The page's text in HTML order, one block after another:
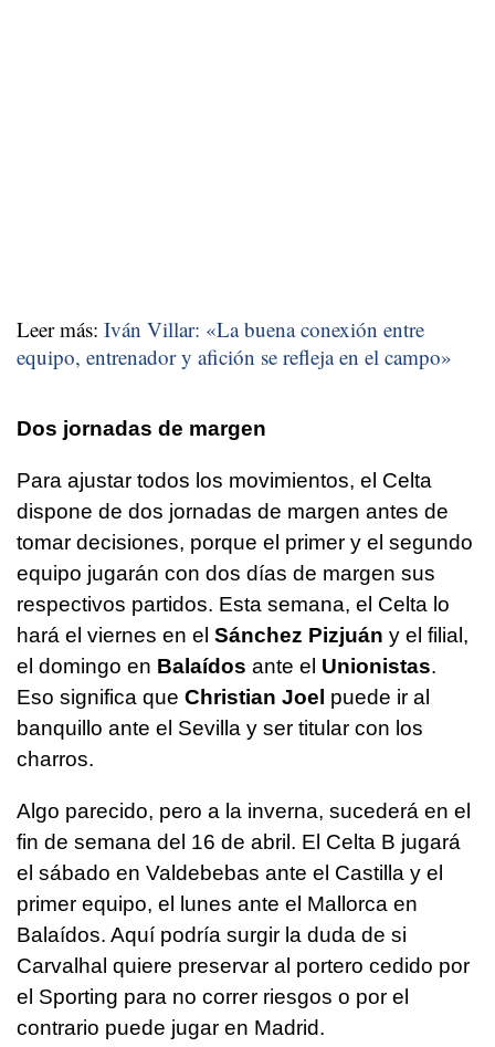
Leer más: Iván Villar: «La buena conexión entre
equipo, entrenador y afición se refleja en el campo»
Dos jornadas de margen
Para ajustar todos los movimientos, el Celta
dispone de dos jornadas de margen antes de
tomar decisiones, porque el primer y el segundo
equipo jugarán con dos días de margen sus
respectivos partidos. Esta semana, el Celta lo
hará el viernes en el Sánchez Pizjuán y el filial,
el domingo en Balaídos ante el Unionistas.
Eso significa que Christian Joel puede ir al
banquillo ante el Sevilla y ser titular con los
charros.
Algo parecido, pero a la inverna, sucederá en el
fin de semana del 16 de abril. El Celta B jugará
el sábado en Valdebebas ante el Castilla y el
primer equipo, el lunes ante el Mallorca en
Balaídos. Aquí podría surgir la duda de si
Carvalhal quiere preservar al portero cedido por
el Sporting para no correr riesgos o por el
contrario puede jugar en Madrid.